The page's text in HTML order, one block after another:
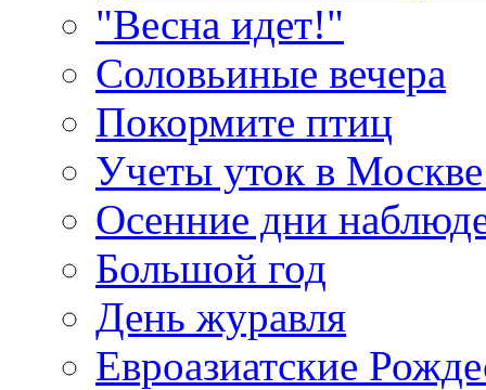
"Весна идет!"
Соловьиные вечера
Покормите птиц
Учеты уток в
Осенние дни
Большой год
День журавля
Евроазиатские